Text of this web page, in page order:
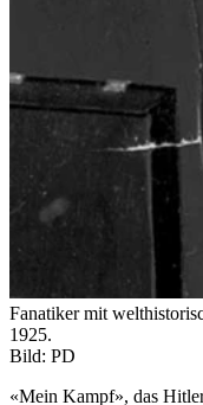
Fanatiker mit
1925.
Bild: PD
«Mein Kampf», das